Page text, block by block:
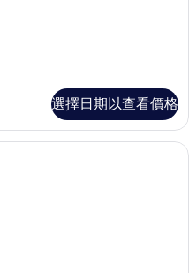
選擇日期以查看價格